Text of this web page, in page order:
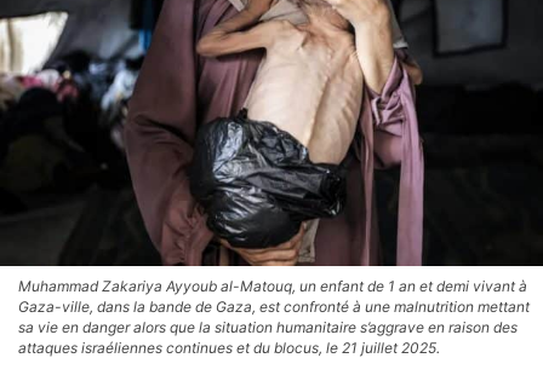
Muhammad Zakariya Ayyoub al-Matouq, un enfant de 1 an et demi vivant à
Gaza-ville, dans la bande de Gaza, est confronté à une malnutrition mettant
sa vie en danger alors que la situation humanitaire s’aggrave en raison des
attaques israéliennes continues et du blocus, le 21 juillet 2025.